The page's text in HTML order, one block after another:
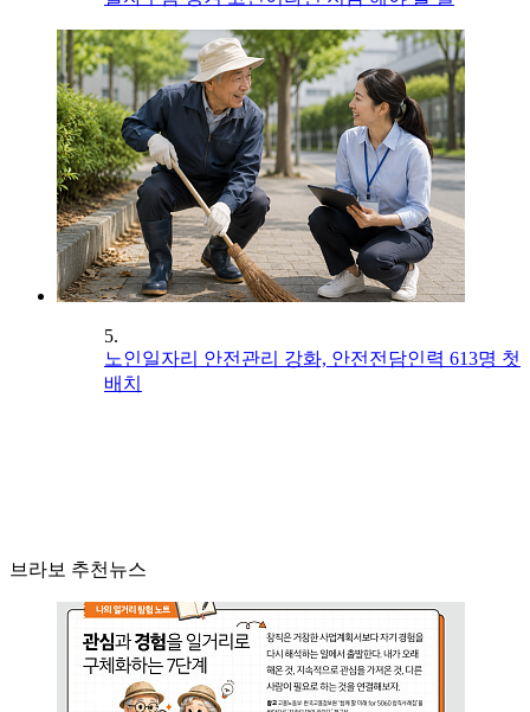
5.
노인일자리 안전관리 강화, 안전전담인력 613명 첫
배치
브라보 추천뉴스